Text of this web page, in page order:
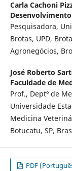
Carla Cachoni
Pesquisadora,
Brotas, UPD,
Agronegócios,
José Roberto
Faculdade de
Prof., Deptº de
Universidade
Medicina
Botucatu, SP,
PDF